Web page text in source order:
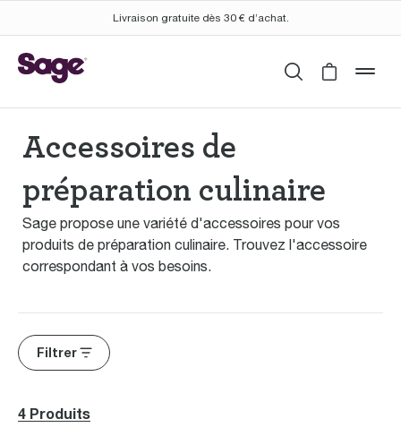
Livraison gratuite dès 30 € d’achat.
Rechercher
Cart is
Accessoires de
préparation culinaire
Sage propose une variété d'accessoires pour vos
produits de préparation culinaire. Trouvez l'accessoire
correspondant à vos besoins.
Filtrer
4 Produits